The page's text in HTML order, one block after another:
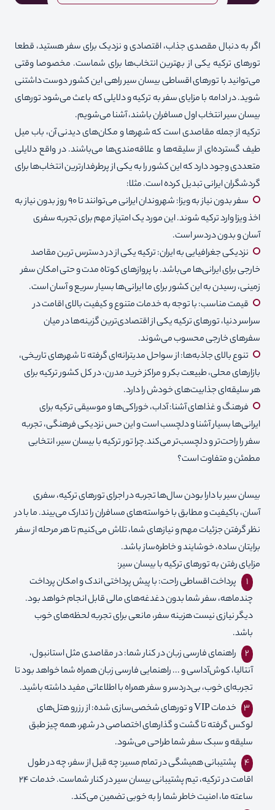
اگر به دنبال مقصدی جذاب، اقتصادی و نزدیک برای سفر هستید، قطعا
تورهای ترکیه یکی از بهترین انتخاب‌ها برای شماست. مخصوصا وقتی
می‌توانید با تورهای اقساطی بیسان سیر راهی این کشور دوست داشتنی
شوید. در ادامه با مزایای سفر به ترکیه و دلایلی که باعث می‌شود تورهای
بیسان سیر انتخاب اول مسافران باشند، آشنا می‌شویم.
ترکیه از جمله مقاصدی است که شهرها و مکان‌های دیدنی آن، باب میل
طیف گسترده‌ای از سلیقه‌ها و علاقه‌مندی‌ها می‌باشند. در واقع دلایلی
متعددی وجود دارد که این کشور را به یکی از پرطرفدارترین انتخاب‌ها برای
گردشگران ایرانی تبدیل کرده است. مثلا:
سفر بدون نیاز به ویزا: شهروندان ایرانی می‌توانند تا ۹۰ روز بدون نیاز به
اخذ ویزا وارد ترکیه شوند. این مورد یک امتیاز مهم برای تجربه سفری
آسان و بدون دردسر است.
نزدیکی جغرافیایی به ایران: ترکیه یکی از در دسترس ترین مقاصد
خارجی برای ایرانی‌ها می‌باشد. با پروازهای کوتاه مدت و حتی امکان سفر
زمینی، رسیدن به این کشور برای ما ایرانی‌ها بسیار سریع و آسان است.
قیمت مناسب: با توجه به خدمات متنوع و کیفیت بالای اقامت در
سراسر دنیا، تورهای ترکیه یکی از اقتصادی‌ترین گزینه‌ها در میان
سفرهای خارجی محسوب می‌شوند.
تنوع بالای جاذبه‌ها: از سواحل مدیترانه‌ای گرفته تا شهرهای تاریخی،
بازارهای محلی، طبیعت بکر و مراکز خرید مدرن، در کل کشور ترکیه برای
هر سلیقه‌ای جذابیت‌های خودش را دارد.
فرهنگ و غذاهای آشنا: آداب، خوراکی‌ها و موسیقی ترکیه برای
ایرانی‌ها بسیار آشنا و دلچسب است و این حس نزدیکی فرهنگی، تجربه
سفر را راحت‌تر و دلچسب‌تر می‌کند.چرا تور ترکیه با بیسان سیر، انتخابی
مطمئن و متفاوت است؟
بیسان سیر با دارا بودن سال‌ها تجربه در اجرای تورهای ترکیه، سفری
آسان، باکیفیت و مطابق با خواسته‌های مسافران را تدارک می‌بیند. ما با در
نظر گرفتن جزئیات مهم و نیازهای شما، تلاش می‌کنیم تا هر مرحله از سفر
برایتان ساده، خوشایند و خاطره‌ساز باشد.
مزایای رفتن به تورهای ترکیه با بیسان سیر:
پرداخت اقساطی راحت: با پیش پرداختی اندک و امکان پرداخت
چندماهه، سفر شما بدون دغدغه‌های مالی قابل انجام خواهد بود.
دیگر نیازی نیست هزینه سفر، مانعی برای تجربه لحظه‌های خوب
باشد.
راهنمای فارسی زبان در کنار شما: در مقاصدی مثل استانبول،
آنتالیا، کوش‌آداسی و ... راهنمایی فارسی زبان همراه شما خواهد بود تا
تجربه‌ای خوب، بی‌دردسر و سفر همراه با اطلاعاتی مفید داشته باشید.
خدمات VIP و تورهای شخصی‌سازی شده: از رزرو هتل‌های
لوکس گرفته تا گشت و گذارهای اختصاصی در شهر، همه چیز طبق
سلیقه و سبک سفر شما طراحی می‌شود.
پشتیبانی همیشگی در تمام مسیر: چه قبل از سفر، چه در طول
اقامت در ترکیه، تیم پشتیبانی بیسان سیر در کنار شماست. خدمات ۲۴
ساعته ما، امنیت خاطر شما را به خوبی تضمین می‌کند.